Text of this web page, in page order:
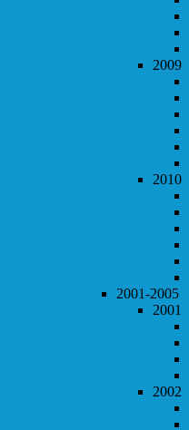
2009
2010
2001-2005
2001
2002